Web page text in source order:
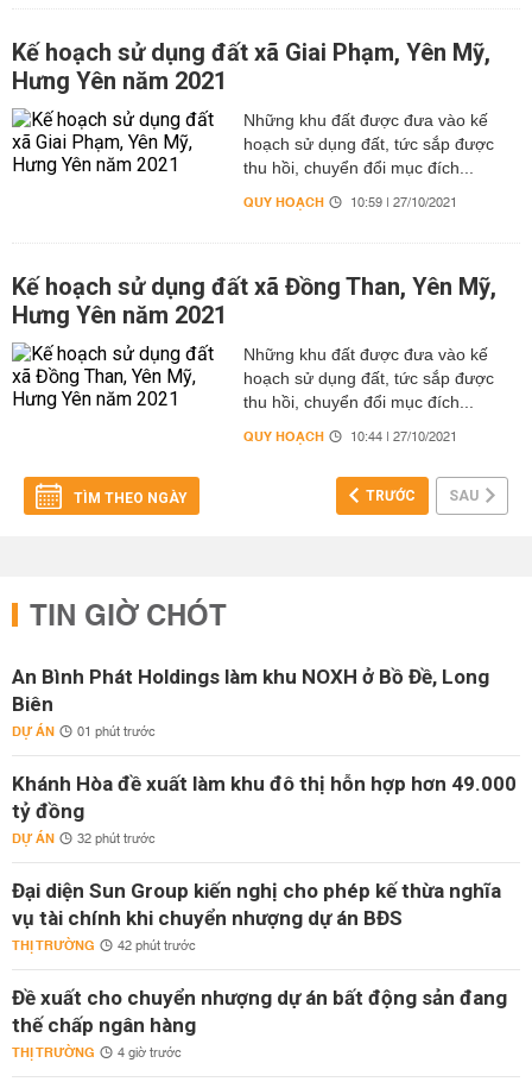
Kế hoạch sử dụng đất xã Giai Phạm, Yên Mỹ,
Hưng Yên năm 2021
Những khu đất được đưa vào kế
hoạch sử dụng đất, tức sắp được
thu hồi, chuyển đổi mục đích...
QUY HOẠCH 10:59 | 27/10/2021
Kế hoạch sử dụng đất xã Đồng Than, Yên Mỹ,
Hưng Yên năm 2021
Những khu đất được đưa vào kế
hoạch sử dụng đất, tức sắp được
thu hồi, chuyển đổi mục đích...
QUY HOẠCH 10:44 | 27/10/2021
TÌM THEO NGÀY TRƯỚC SAU
TIN GIỜ CHÓT
An Bình Phát Holdings làm khu NOXH ở Bồ Đề, Long
Biên
DỰ ÁN 01 phút trước
Khánh Hòa đề xuất làm khu đô thị hỗn hợp hơn 49.000
tỷ đồng
DỰ ÁN 32 phút trước
Đại diện Sun Group kiến nghị cho phép kế thừa nghĩa
vụ tài chính khi chuyển nhượng dự án BĐS
THỊ TRƯỜNG 42 phút trước
Đề xuất cho chuyển nhượng dự án bất động sản đang
thế chấp ngân hàng
THỊ TRƯỜNG 4 giờ trước